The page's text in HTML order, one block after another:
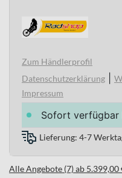
Zum Händlerprofil
Datenschutzerklärung
Impressum
Sofort verfügbar
Lieferung: 4-7
Alle Angebote (7) ab 5.399,00